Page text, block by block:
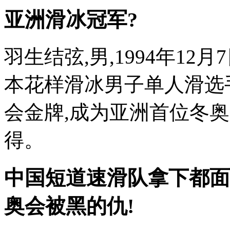
亚洲滑冰冠军?
羽生结弦,男,1994年12月
本花样滑冰男子单人滑
会金牌,成为亚洲首位冬
得。
中国短道速滑队拿下都
奥会被黑的仇!